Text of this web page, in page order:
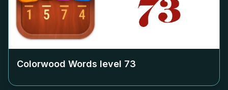
Colorwood Words level 73